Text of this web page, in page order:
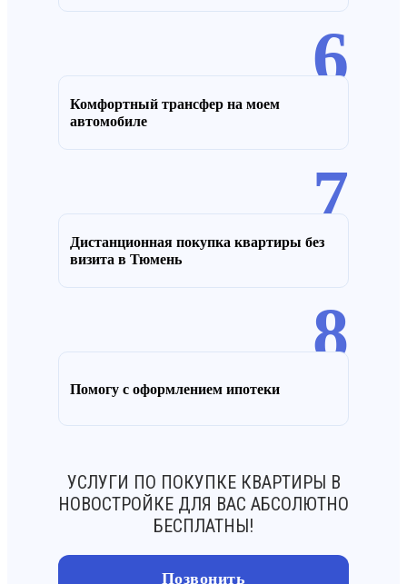
6
Комфортный трансфер на моем
автомобиле
7
Дистанционная покупка квартиры без
визита в Тюмень
8
Помогу с оформлением ипотеки
УСЛУГИ ПО ПОКУПКЕ КВАРТИРЫ В
НОВОСТРОЙКЕ ДЛЯ ВАС АБСОЛЮТНО
БЕСПЛАТНЫ!
Позвонить